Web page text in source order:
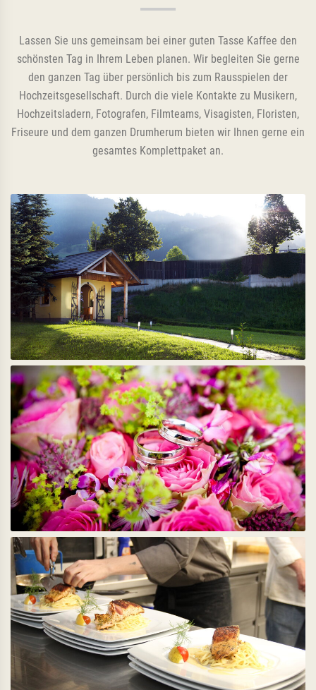
Lassen Sie uns gemeinsam bei einer guten Tasse Kaffee den
schönsten Tag in Ihrem Leben planen. Wir begleiten Sie gerne
den ganzen Tag über persönlich bis zum Rausspielen der
Hochzeitsgesellschaft. Durch die viele Kontakte zu Musikern,
Hochzeitsladern, Fotografen, Filmteams, Visagisten, Floristen,
Friseure und dem ganzen Drumherum bieten wir Ihnen gerne ein
gesamtes Komplettpaket an.